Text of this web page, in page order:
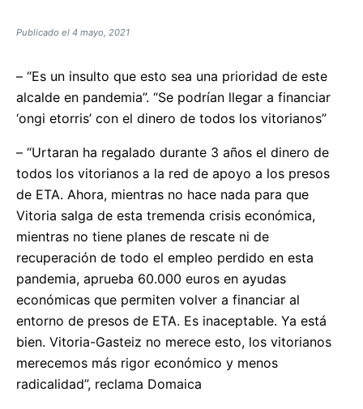
Publicado el 4 mayo, 2021
– “Es un insulto que esto sea una prioridad de este
alcalde en pandemia”. “Se podrían llegar a financiar
‘ongi etorris’ con el dinero de todos los vitorianos”
– “Urtaran ha regalado durante 3 años el dinero de
todos los vitorianos a la red de apoyo a los presos
de ETA. Ahora, mientras no hace nada para que
Vitoria salga de esta tremenda crisis económica,
mientras no tiene planes de rescate ni de
recuperación de todo el empleo perdido en esta
pandemia, aprueba 60.000 euros en ayudas
económicas que permiten volver a financiar al
entorno de presos de ETA. Es inaceptable. Ya está
bien. Vitoria-Gasteiz no merece esto, los vitorianos
merecemos más rigor económico y menos
radicalidad”, reclama Domaica